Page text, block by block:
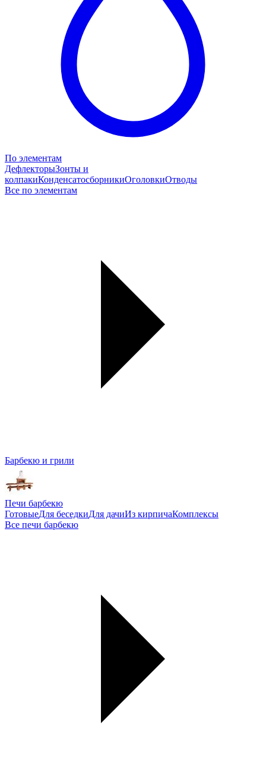
По элементам
ДефлекторыЗонты и
колпакиКонденсатосборникиОголовкиОтводы
Все по элементам
Барбекю и грили
Печи барбекю
ГотовыеДля беседкиДля дачиИз кирпичаКомплексы
Все печи барбекю